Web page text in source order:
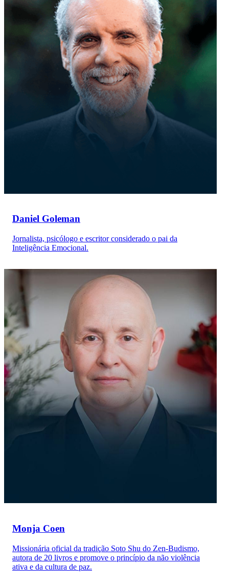
Daniel Goleman
Jornalista, psicólogo e escritor considerado o pai da
Inteligência Emocional.
Monja Coen
Missionária oficial da tradição Soto Shu do Zen-Budismo,
autora de 20 livros e promove o princípio da não violência
ativa e da cultura de paz.